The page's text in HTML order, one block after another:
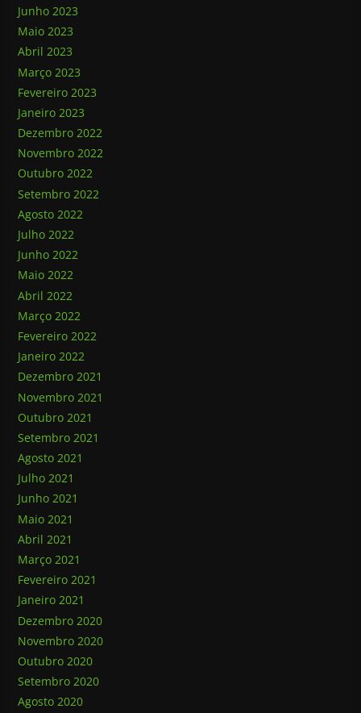
Junho 2023
Maio 2023
Abril 2023
Março 2023
Fevereiro 2023
Janeiro 2023
Dezembro 2022
Novembro 2022
Outubro 2022
Setembro 2022
Agosto 2022
Julho 2022
Junho 2022
Maio 2022
Abril 2022
Março 2022
Fevereiro 2022
Janeiro 2022
Dezembro 2021
Novembro 2021
Outubro 2021
Setembro 2021
Agosto 2021
Julho 2021
Junho 2021
Maio 2021
Abril 2021
Março 2021
Fevereiro 2021
Janeiro 2021
Dezembro 2020
Novembro 2020
Outubro 2020
Setembro 2020
Agosto 2020